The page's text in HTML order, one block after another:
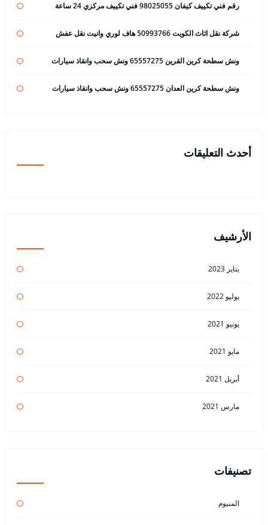
رقم فني تكييف كيفان 98025055 فني تكييف مركزي 24 ساعة
شركة نقل اثاث الكويت 50993766 هاف لوري وانيت نقل عفش
ونش سطحة كرين القرين 65557275 ونش سحب وانقاذ سيارات
ونش سطحة كرين العدان 65557275 ونش سحب وانقاذ سيارات
أحدث التعليقات
الأرشيف
يناير 2023
يوليو 2022
يونيو 2021
مايو 2021
أبريل 2021
مارس 2021
تصنيفات
المنيوم